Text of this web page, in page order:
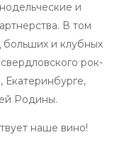
и
В том
больших и клубных
рок-
Екатеринбурге,
Родины.
наше вино!